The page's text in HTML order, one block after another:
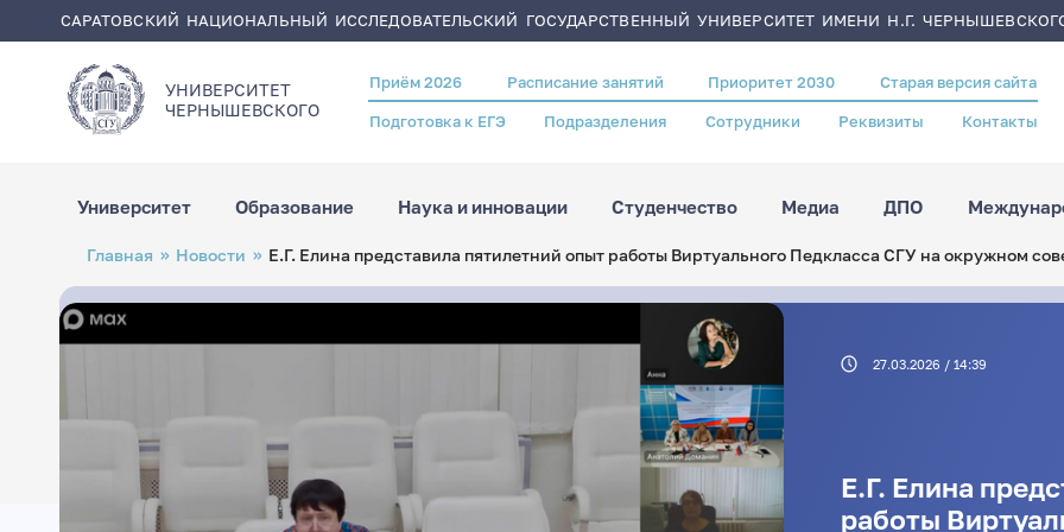
содержанию
САРАТОВСКИЙ НАЦИОНАЛЬНЫЙ ИССЛЕДОВАТЕЛЬСКИЙ ГОСУДАРСТВЕННЫЙ УНИВЕРСИТЕТ ИМЕНИ Н.Г.
УНИВЕРСИТЕТ
ЧЕРНЫШЕВСКОГO
Header
menu
Приём 2026 Расписание занятий Приоритет 2030 Старая версия сайта
Подготовка к ЕГЭ Подразделения Сотрудники Реквизиты Контакты
Университет Образование Наука и инновации Студенчество Медиа ДПО
Строка
навигации
Главная Новости Е.Г. Елина представила пятилетний опыт работы Виртуального Педкласса СГУ на окружном
27.03.2026 / 14:39
Е.Г. Елина
работы